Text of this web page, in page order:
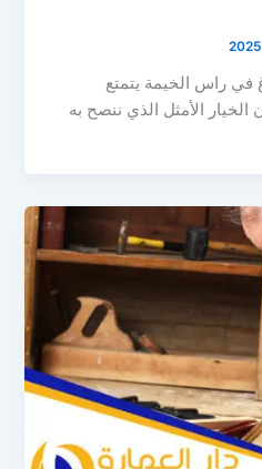
راس الخيمة يتمتع
الخيار الأمثل الذي ننصح به